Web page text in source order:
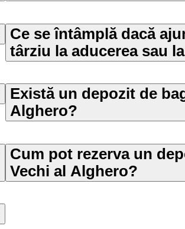
Ce se întâmplă dacă
târziu la aducerea sau
Există un depozit de
Alghero?
Cum pot rezerva un
Vechi al Alghero?